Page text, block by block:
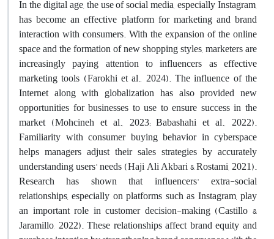
In the digital age, the use of social media, especially Instagram,
has become an effective platform for marketing and brand
interaction with consumers. With the expansion of the online
space and the formation of new shopping styles, marketers are
increasingly paying attention to influencers as effective
marketing tools (Farokhi et al., 2024). The influence of the
Internet along with globalization has also provided new
opportunities for businesses to use to ensure success in the
market (Mohcineh et al., 2023; Babashahi et al., 2022).
Familiarity with consumer buying behavior in cyberspace
helps managers adjust their sales strategies by accurately
understanding users' needs (Haji Ali Akbari & Rostami, 2021).
Research has shown that influencers' extra-social
relationships, especially on platforms such as Instagram, play
an important role in customer decision-making (Castillo &
Jaramillo, 2022). These relationships affect brand equity and